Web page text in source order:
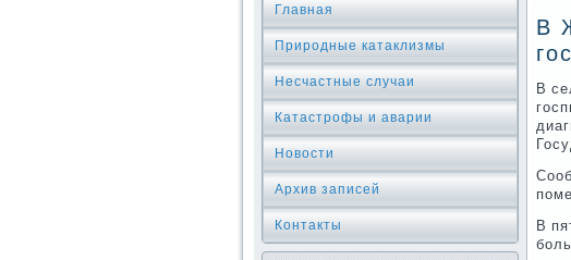
Главная
Природные катаклизмы
Несчастные случаи
Катастрофы и аварии
Новости
Архив записей
Контакты
В
В
В